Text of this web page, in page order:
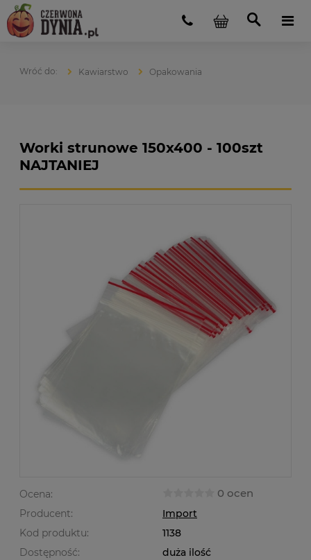
Kawiarstwo Opakowania
Worki strunowe 150x400 - 100szt
NAJTANIEJ
Ocena: 0 ocen
Producent:
Import
Kod produktu:
1138
Dostępność:
duża ilość